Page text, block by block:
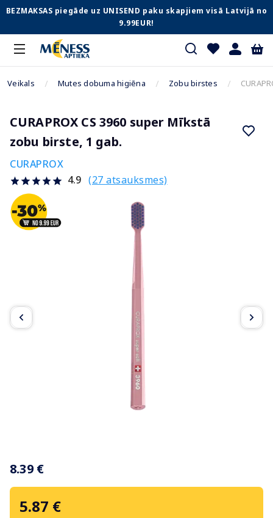
BEZMAKSAS piegāde uz UNISEND paku skapjiem visā Latvijā no
9.99EUR!
Veikals Mutes dobuma higiēna Zobu birstes
CURAPROX CS 3960 super Mīkstā
zobu birste, 1 gab.
CURAPROX
4.9 (27 atsauksmes)
8.39 €
5.87 €